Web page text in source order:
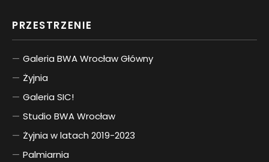
PRZESTRZENIE
Galeria BWA Wrocław Główny
Żyjnia
Galeria SIC!
Studio BWA Wrocław
Żyjnia w latach 2019-2023
Palmiarnia